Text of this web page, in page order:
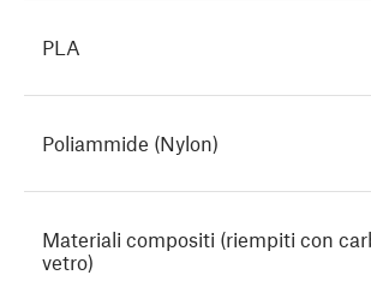
PLA
Poliammide (Nylon)
Materiali compositi (riempiti con
vetro)